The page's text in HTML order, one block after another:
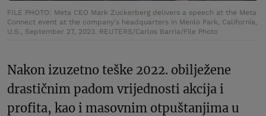
FILE PHOTO: Meta CEO Mark Zuckerberg delivers a speech at the Meta
Connect event at the company's headquarters in Menlo Park, California,
U.S., September 27, 2023. REUTERS/Carlos Barria/File Photo
Nakon izuzetno teške 2022. obilježene
drastičnim padom vrijednosti akcija i
profita, kao i masovnim otpuštanjima u